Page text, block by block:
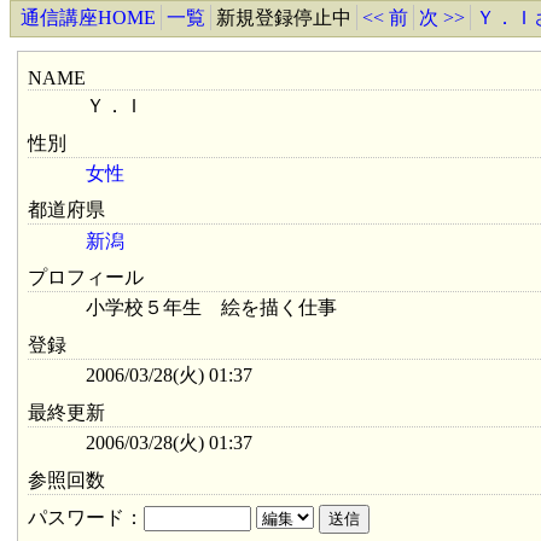
通信講座HOME 一覧 新規登録停止中 << 前 次 >> Ｙ．Ｉ
NAME
Ｙ．Ｉ
性別
女性
都道府県
新潟
プロフィール
小学校５年生 絵を描く仕事
登録
2006/03/28(火) 01:37
最終更新
2006/03/28(火) 01:37
参照回数
パスワード：